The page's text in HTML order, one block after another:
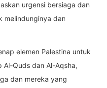
urgensi bersiaga dan
melindunginya dan
elemen Palestina untuk
Al-Quds dan Al-Aqsha,
dan mereka yang